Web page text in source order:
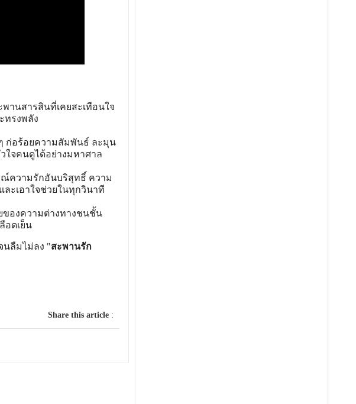
านสารสินที่เคยสะเทือนใจ
ทรงพลัง
ก่อร้อยความสัมพันธ์ ละมุน
ใจคนดูได้อย่างมหาศาล
ณ์ความรักอันบริสุทธิ์ ความ
ะเอาใจช่วยในทุกวินาที
ของความต่างทางชนชั้น
อดเย็น
นลืมไม่ลง "สะพานรัก
Share this article: